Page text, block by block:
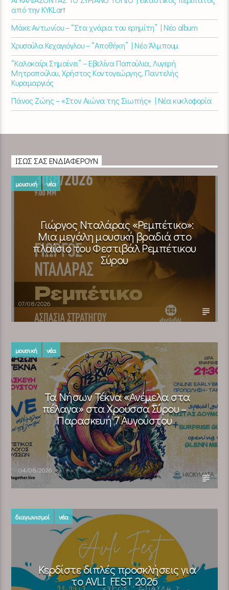
από την KYKLart
Μάκε Αντωνίου – “Στα χνάρια του ερημίτη” | Νέο album
Χρυσούλα Κεχαγιόγλου – “Αποθήκη” | Νέο Άλμπουμ
“Καλοκαίρι Σημαίνει” – Εβελίνα Παπούλια, Λυγερή
Μητροπούλου, Χρήστος Κοντογεώργης, Παντελής
Κυραμαργιός
Πάνος Ζώης – «Στον Αιώνα της Σιωπής» | Νέα κυκλοφορία
ΊΣΩΣ ΣΑΣ ΕΝΔΙΑΦΈΡΟΥΝ
μουσική νέα
Γιώργος Νταλάρας «Ρεμπέτικο»:
Μια μεγάλη μουσική βραδιά στο
πλαίσιο του Φεστιβάλ Ρεμπέτικου
Σύρου
07/08/2026
μουσική νέα
Τα Νήσων Τέκνα «Ανέμελα στα
πέλαγα» στα Χρούσσα Σύρου –
Παρασκευή 7 Αυγούστου
04/08/2026
διαγωνισμοί νέα
Κερδίστε διπλές προσκλήσεις για
το AVLI FEST 2026